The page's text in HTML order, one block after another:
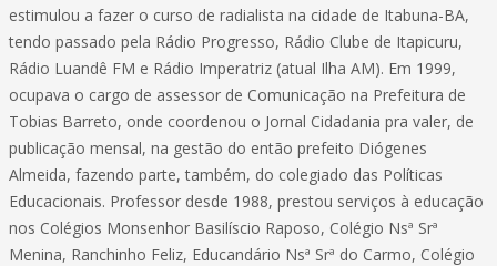
estimulou a fazer o curso de radialista na cidade de Itabuna-BA,
tendo passado pela Rádio Progresso, Rádio Clube de Itapicuru,
Rádio Luandê FM e Rádio Imperatriz (atual Ilha AM). Em 1999,
ocupava o cargo de assessor de Comunicação na Prefeitura de
Tobias Barreto, onde coordenou o Jornal Cidadania pra valer, de
publicação mensal, na gestão do então prefeito Diógenes
Almeida, fazendo parte, também, do colegiado das Políticas
Educacionais. Professor desde 1988, prestou serviços à educação
nos Colégios Monsenhor Basilíscio Raposo, Colégio Nsª Srª
Menina, Ranchinho Feliz, Educandário Nsª Srª do Carmo, Colégio